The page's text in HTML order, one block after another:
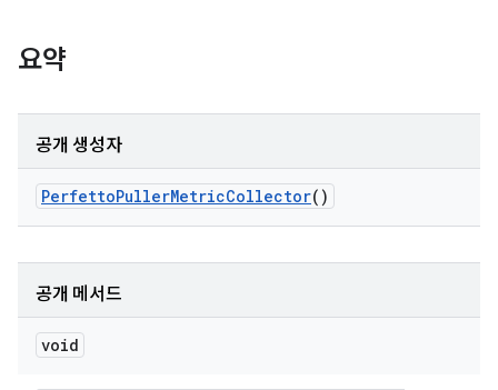
요약
공개 생성자
PerfettoPullerMetricCollector()
공개 메서드
void